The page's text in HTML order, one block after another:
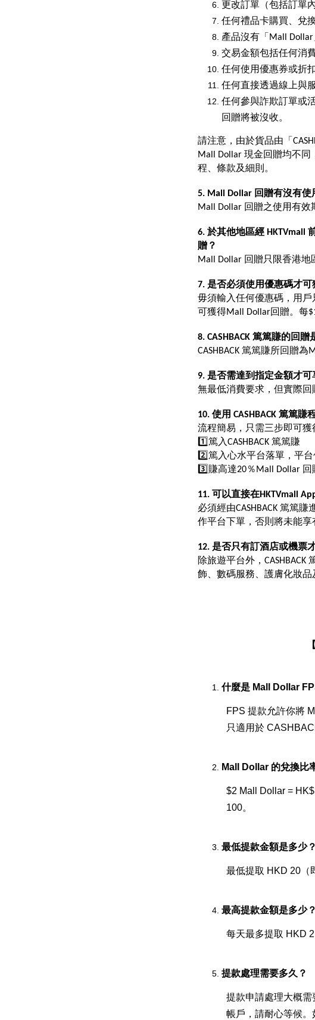
更改訂單（包括訂單
任何禮品卡購買、兌
產品沒有「Mall Dollar
交易金額包括任何消
任何使用優惠券或折
任何直接透過線上與
任何參與詐欺訂單或
回贈將被沒收。
請注意，由於貨品由「
Mall Dollar 現金回贈均不
程、條款及細則。
5. Mall Dollar 回贈有沒有使
Mall Dollar 回贈之使用有效
6. 於其他地區經 HKTVmall
贈？
Mall Dollar 回贈只限香港地
7. 是否必須使用優惠碼才可
毋須輸入任何優惠碼，用戶
可獲得Mall Dollar回贈。每
8. CASHBACK 篤篤賺的回
CASHBACK 篤篤賺所回贈
9. 是否需達到指定金額才可
無最低消費要求，但實際回
10. 使用 CASHBACK 篤篤賺
流程簡易，只需三步即可獲
1️⃣篤入CASHBACK 篤篤賺
2️⃣篤入心水平台落單，平台
3️⃣賺高達20％Mall Dollar 回
11. 可以直接在HKTVmall
必須經由CASHBACK 篤篤
作平台下單，否則將未能享
12. 是否只有訂酒店或機票
除旅遊平台外，
飾、數碼服務、護膚化妝品
什麼是 Mall Dollar
FPS 提款允許你將
只適用於
Mall Dollar 的兌換比
$2 Mall Dollar =
100。
最低提款金額是多少？
最低提取 HKD 20（
最高提款金額是多少？
每天最多提取 HKD
提款處理需要多久？
提款申請處理大概
帳戶，請耐心等候。